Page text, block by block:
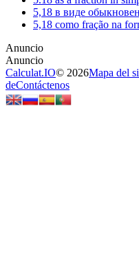
5,18 в виде
5,18 como fração na
Calculat.IO© 2026Mapa del
deContáctenos